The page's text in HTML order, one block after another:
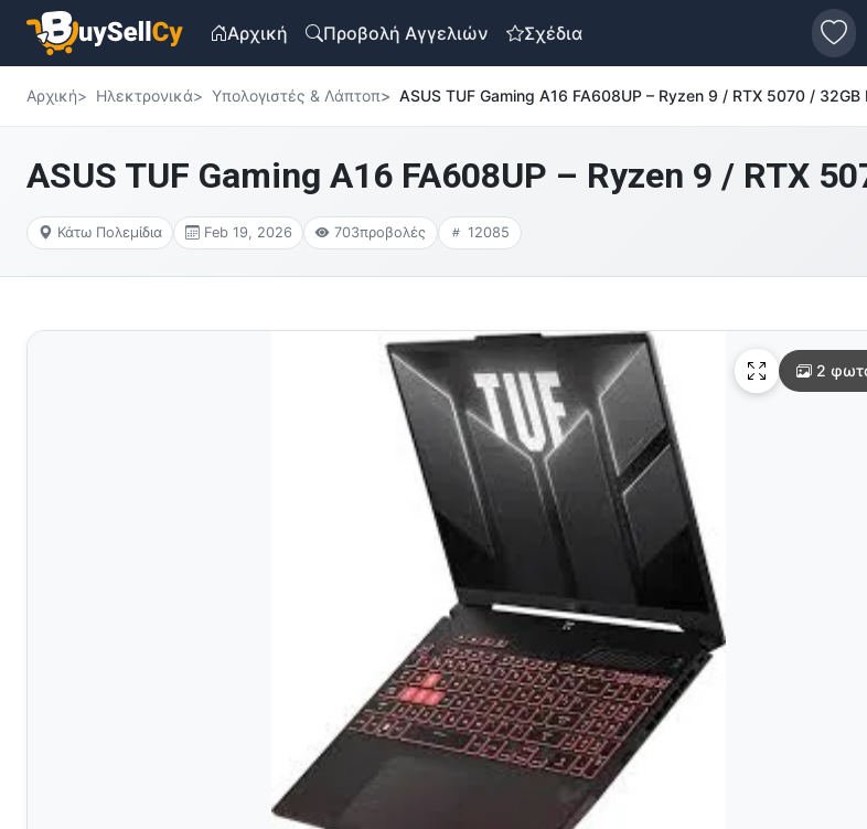
Αρχική Προβολή Αγγελιών Σχέδια
Αρχική Ηλεκτρονικά Υπολογιστές & Λάπτοπ ASUS TUF Gaming A16 FA608UP – Ryzen 9 / RTX 5070 / 32GB
ASUS TUF Gaming A16 FA608UP – Ryzen 9 / RTX
Κάτω Πολεμίδια Feb 19, 2026 703προβολές 12085
2